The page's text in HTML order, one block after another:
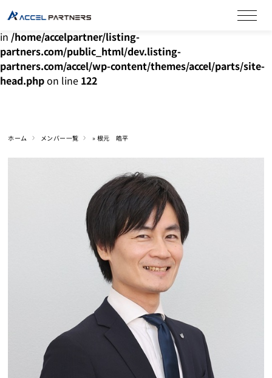
Warning: Undefined array key "HTTP_ACCEPT_LANGUAGE"
in /home/accelpartner/listing-
partners.com/public_html/dev.listing-
partners.com/accel/wp-content/themes/accel/parts/site-
head.phpon line 122
ホーム メンバー一覧 » 根元 皓平